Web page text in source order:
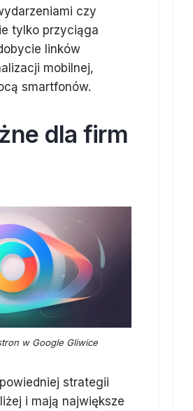
czy
tylko przyciąga
linków
mobilnej,
smartfonów.
dla firm
w Google Gliwice
strategii
i mają największe